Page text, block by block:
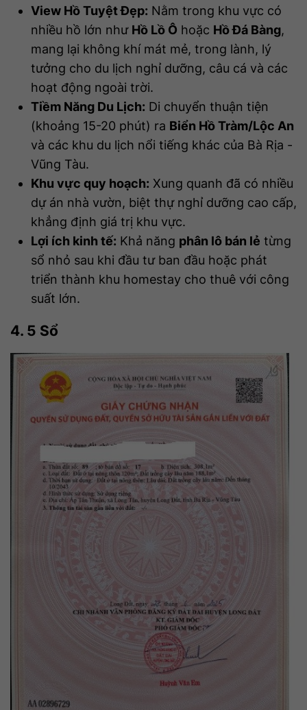
View Hồ Tuyệt Đẹp: Nằm trong khu vực có
nhiều hồ lớn như Hồ Lồ Ô hoặc Hồ Đá Bàng,
mang lại không khí mát mẻ, trong lành, lý
tưởng cho du lịch nghỉ dưỡng, câu cá và các
hoạt động ngoài trời.
Tiềm Năng Du Lịch: Di chuyển thuận tiện
(khoảng 15-20 phút) ra Biển Hồ Tràm/Lộc An
và các khu du lịch nổi tiếng khác của Bà Rịa -
Vũng Tàu.
Khu vực quy hoạch: Xung quanh đã có nhiều
dự án nhà vườn, biệt thự nghỉ dưỡng cao cấp,
khẳng định giá trị khu vực.
Lợi ích kinh tế: Khả năng phân lô bán lẻ từng
sổ nhỏ sau khi đầu tư ban đầu hoặc phát
triển thành khu homestay cho thuê với công
suất lớn.
4. 5 Sổ